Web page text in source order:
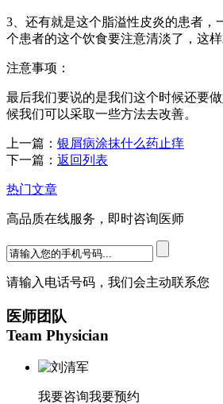
3、还有就是这个脂溢性皮炎的患者
个患者的这个饮食要注意清淡了，这
注意事项：
最后我们要说的是我们这个时候还要
候我们可以采取一些方法去改善。
上一篇： 银屑病涂抹什么药止痒
下一篇： 返回列表
热门文章
高品质在线服务，即时咨询医师
请输入电话号码，我们会主动联系您
医师团队
Team Physician
我要咨询我要预约